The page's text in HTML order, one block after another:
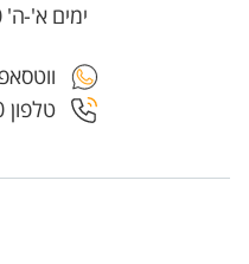
ימים א'-ה' 09:00 - 17:00
טלפון 08-6461600
ווטסאפ 050-